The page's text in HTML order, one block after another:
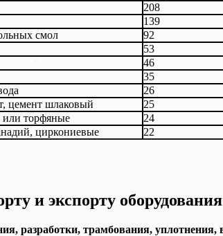
208
139
смол
92
53
46
35
26
цемент шлаковый
25
или торфяные
24
циркониевые
22
и экспорту
трамбования, уплотнения,